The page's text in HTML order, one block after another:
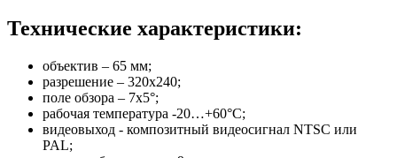
Технические характеристики:
объектив – 65 мм;
разрешение – 320x240;
поле обзора – 7х5°;
рабочая температура -20…+60°C;
видеовыход - композитный видеосигнал NTSC или
PAL;